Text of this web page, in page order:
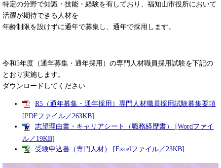
特定の分野で知識・技能・経験を有しており、福知山市役所において
活躍が期待できる人材を
年齢制限を設けずに通年で募集し、通年で採用します。
令和5年度（通年募集・通年採用）の専門人材職員採用試験を下記の
とおり実施します。
ダウンロードしてください
R5（通年募集・通年採用）専門人材職員採用試験募集要項
[PDFファイル／263KB]
志望理由書・キャリアシート（職務経歴書） [Wordファイ
ル／19KB]
受験申込書（専門人材） [Excelファイル／23KB]